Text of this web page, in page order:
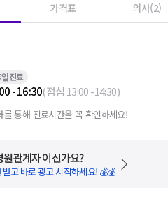
가격표 의사(2)
진료
- 16:30(점심 13:00-14:30)
통해 진료시간을 꼭 확인하세요!
원관계자 이신가요?
고 바로 광고 시작하세요! 💰💰